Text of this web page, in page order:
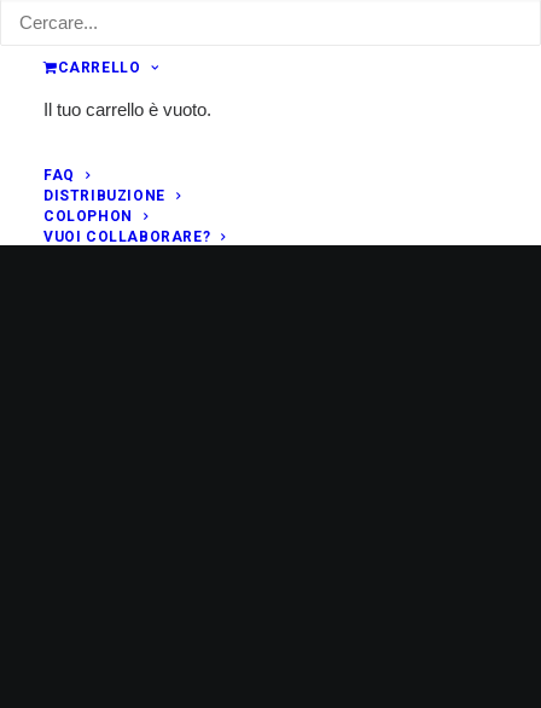
CARRELLO
Il tuo carrello è vuoto.
FAQ
DISTRIBUZIONE
COLOPHON
VUOI COLLABORARE?